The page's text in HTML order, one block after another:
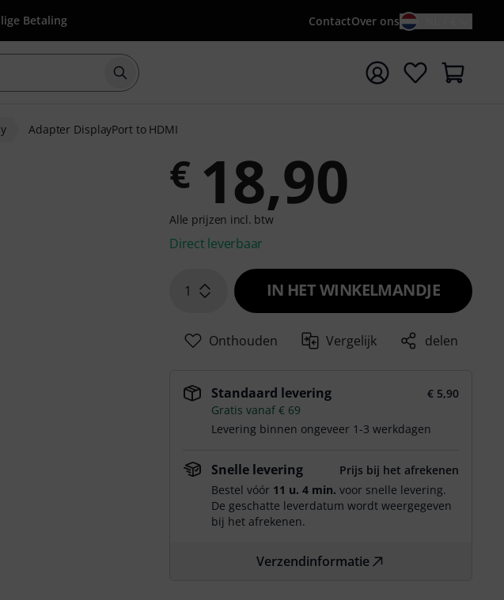
Betaling ContactOver ons
Zoek met zoekterm {searchTerm}
Adapter DisplayPort to HDMI
€ 18,90
Alle prijzen incl. btw
Direct leverbaar
1 IN HET WINKELMANDJE
Onthouden Vergelijk delen
Standaard levering
€ 5,90
Gratis vanaf € 69
Levering binnen ongeveer 1-3 werkdagen
Snelle levering
Prijs bij het afrekenen
Bestel vóór 11 u. 4 min. voor snelle levering.
De geschatte leverdatum wordt weergegeven
bij het afrekenen.
Verzendinformatie